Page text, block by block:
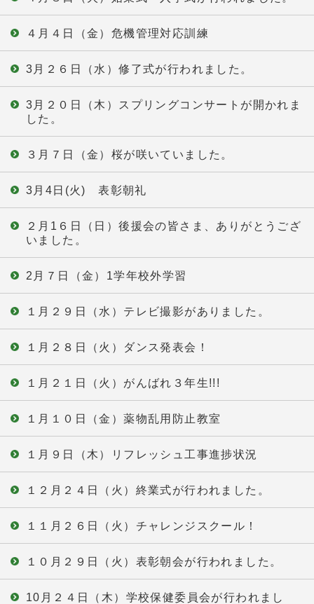
４月４日（金）危機管理対応訓練
3月２６日（水）修了式が行われました。
3月２０日（木）スプリングコンサートが開かれま
した。
３月７日（金）桜が咲いていました。
3月4日(火) 表彰朝礼
２月1６日（日）後援会の皆さま、ありがとうござ
いました。
2月７日（金）1学年校外学習
１月２９日（水）テレビ撮影がありました。
１月２８日（火）ダンス発表会！
１月２１日（火）がんばれ３年生!!!
１月１０日（金）薬物乱用防止教室
１月９日（木）リフレッシュ工事進捗状況
１２月２４日（火）終業式が行われました。
１１月２６日（火）チャレンジスクール！
１０月２９日（火）表彰朝会が行われました。
10月２４日（木）学校保健委員会が行われまし